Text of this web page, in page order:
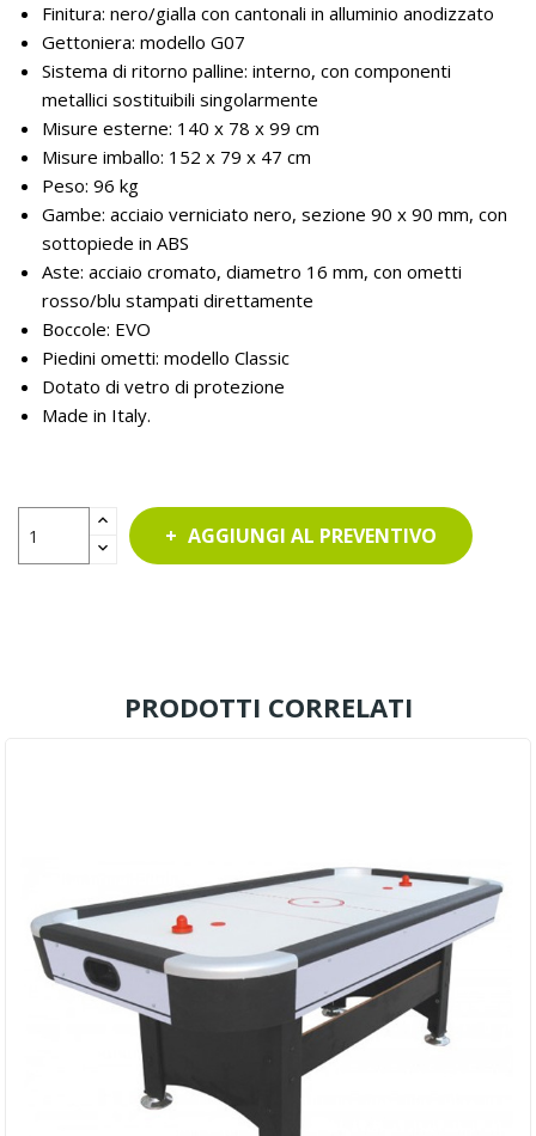
Finitura: nero/gialla con cantonali in alluminio anodizzato
Gettoniera: modello G07
Sistema di ritorno palline: interno, con componenti
metallici sostituibili singolarmente
Misure esterne: 140 x 78 x 99 cm
Misure imballo: 152 x 79 x 47 cm
Peso: 96 kg
Gambe: acciaio verniciato nero, sezione 90 x 90 mm, con
sottopiede in ABS
Aste: acciaio cromato, diametro 16 mm, con ometti
rosso/blu stampati direttamente
Boccole: EVO
Piedini ometti: modello Classic
Dotato di vetro di protezione
Made in Italy.
AGGIUNGI AL PREVENTIVO
PRODOTTI CORRELATI